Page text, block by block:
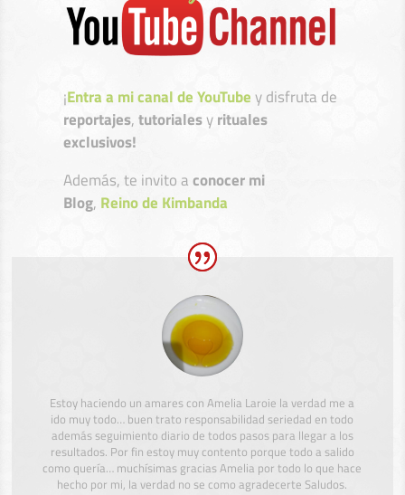
¡Entra a mi canal de YouTubey disfruta de
reportajes,tutorialesyrituales
exclusivos!
Además, te invito aconocer mi
Blog, Reino de Kimbanda
Estoy haciendo un amares con Amelia Laroie la verdad me a
ido muy todo… buen trato responsabilidad seriedad en todo
además seguimiento diario de todos pasos para llegar a los
resultados. Por fin estoy muy contento porque todo a salido
como quería… muchísimas gracias Amelia por todo lo que hace
hecho por mi, la verdad no se como agradecerte Saludos.